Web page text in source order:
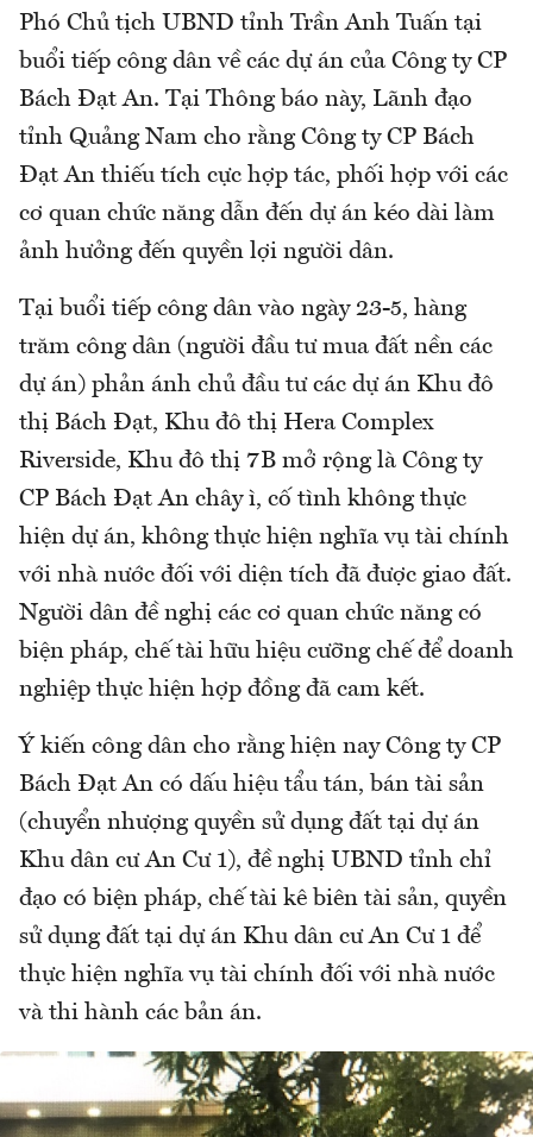
Phó Chủ tịch UBND tỉnh Trần Anh Tuấn tại
buổi tiếp công dân về các dự án của Công ty CP
Bách Đạt An. Tại Thông báo này, Lãnh đạo
tỉnh Quảng Nam cho rằng Công ty CP Bách
Đạt An thiếu tích cực hợp tác, phối hợp với các
cơ quan chức năng dẫn đến dự án kéo dài làm
ảnh hưởng đến quyền lợi người dân.
Tại buổi tiếp công dân vào ngày 23-5, hàng
trăm công dân (người đầu tư mua đất nền các
dự án) phản ánh chủ đầu tư các dự án Khu đô
thị Bách Đạt, Khu đô thị Hera Complex
Riverside, Khu đô thị 7B mở rộng là Công ty
CP Bách Đạt An chây ì, cố tình không thực
hiện dự án, không thực hiện nghĩa vụ tài chính
với nhà nước đối với diện tích đã được giao đất.
Người dân đề nghị các cơ quan chức năng có
biện pháp, chế tài hữu hiệu cưỡng chế để doanh
nghiệp thực hiện hợp đồng đã cam kết.
Ý kiến công dân cho rằng hiện nay Công ty CP
Bách Đạt An có dấu hiệu tẩu tán, bán tài sản
(chuyển nhượng quyền sử dụng đất tại dự án
Khu dân cư An Cư 1), đề nghị UBND tỉnh chỉ
đạo có biện pháp, chế tài kê biên tài sản, quyền
sử dụng đất tại dự án Khu dân cư An Cư 1 để
thực hiện nghĩa vụ tài chính đối với nhà nước
và thi hành các bản án.